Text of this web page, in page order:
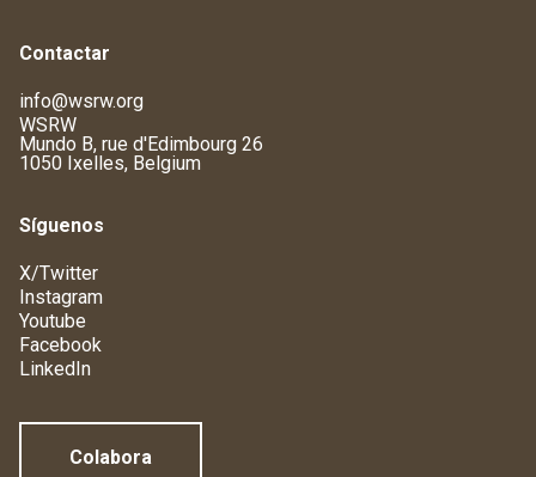
Contactar
info@wsrw.org
WSRW
Mundo B, rue d'Edimbourg 26
1050 Ixelles, Belgium
Síguenos
X/Twitter
Instagram
Youtube
Facebook
LinkedIn
Colabora